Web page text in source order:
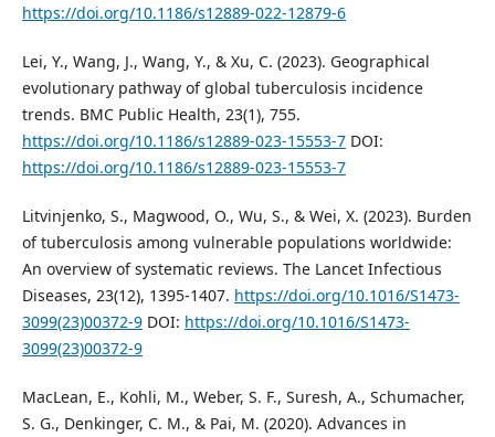
https://doi.org/10.1186/s12889-022-12879-6
Lei, Y., Wang, J., Wang, Y., & Xu, C. (2023). Geographical
evolutionary pathway of global tuberculosis incidence
trends. BMC Public Health, 23(1), 755.
https://doi.org/10.1186/s12889-023-15553-7DOI:
https://doi.org/10.1186/s12889-023-15553-7
Litvinjenko, S., Magwood, O., Wu, S., & Wei, X. (2023). Burden
of tuberculosis among vulnerable populations worldwide:
An overview of systematic reviews. The Lancet Infectious
Diseases, 23(12), 1395-1407. https://doi.org/10.1016/S1473-
3099(23)00372-9DOI: https://doi.org/10.1016/S1473-
3099(23)00372-9
MacLean, E., Kohli, M., Weber, S. F., Suresh, A., Schumacher,
S. G., Denkinger, C. M., & Pai, M. (2020). Advances in